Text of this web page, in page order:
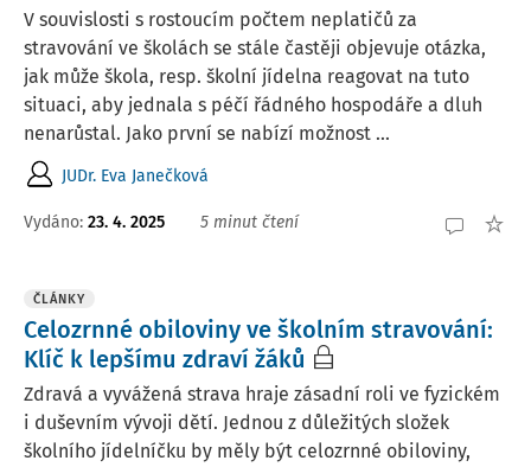
V souvislosti s rostoucím počtem neplatičů za
stravování ve školách se stále častěji objevuje otázka,
jak může škola, resp. školní jídelna reagovat na tuto
situaci, aby jednala s péčí řádného hospodáře a dluh
nenarůstal. Jako první se nabízí možnost ...
JUDr. Eva Janečková
Vydáno: 23. 4. 2025 5 minut čtení
ČLÁNKY
Celozrnné obiloviny ve školním stravování:
Klíč k lepšímu zdraví žáků
Zdravá a vyvážená strava hraje zásadní roli ve fyzickém
i duševním vývoji dětí. Jednou z důležitých složek
školního jídelníčku by měly být celozrnné obiloviny,